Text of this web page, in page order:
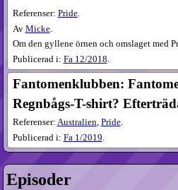
Referenser: Pride.
Av Micke.
Om den gyllene örnen och omslaget med
Publicerad i: Fa 12​/2018
Fantomenklubben:
Regnbågs-T-shirt?
Referenser: Australien, Pride.
Publicerad i: Fa1​/2019.
Episoder